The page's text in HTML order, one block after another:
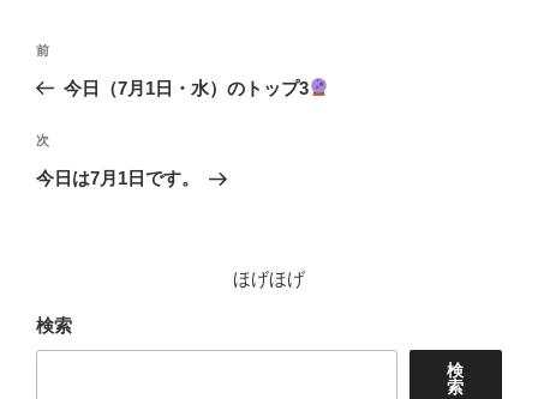
投
ビ
ゲ
前
の
稿
前
今日（7月1日・水）のトップ3
次
の
次
今日は7月1日です。
ほげほげ
検索
検
索